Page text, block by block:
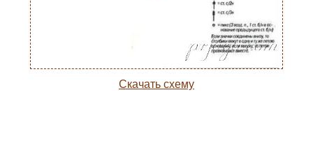
Скачать схему